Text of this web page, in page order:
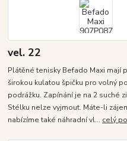
vel. 22
Plátěné tenisky Befado Maxi mají
širokou kulatou špičku pro volný
podrážku. Zapínání je na 2 suché
Stélku nelze vyjmout. Máte-li
nabízíme také náhradní vl... celý